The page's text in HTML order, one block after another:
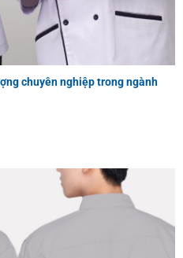
chuyên nghiệp trong ngành